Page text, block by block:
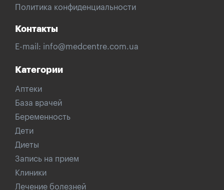
Политика конфиденциальности
Контакты
E-mail: info@medcentre.com.ua
Категории
Аптеки
База врачей
Беременность
Дети
Диеты
Запись на прием
Клиники
Лечение болезней